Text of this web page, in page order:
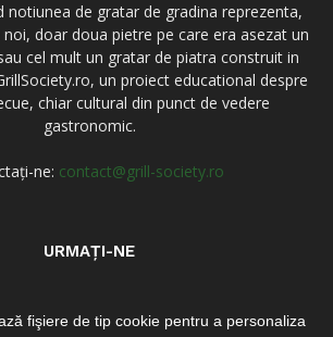
fişiere de tip cookie pentru a personaliza
notiunea de gratar de gradina reprezenta,
doar doua pietre pe care era asezat un
cel mult un gratar de piatra construit in
un proiect educational despre
chiar cultural din punct de vedere
gastronomic.
ne: contact@grill-society.ro
URMAȚI-NE